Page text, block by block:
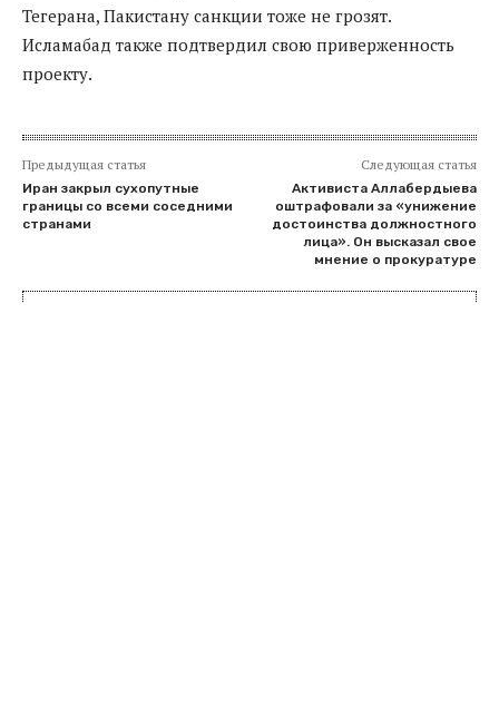
Тегерана, Пакистану санкции тоже не грозят.
Исламабад также подтвердил свою приверженность
проекту.
Предыдущая статья
Иран закрыл сухопутные
границы со всеми соседними
странами
Следующая статья
Активиста Аллабердыева
оштрафовали за «унижение
достоинства должностного
лица». Он высказал свое
мнение о прокуратуре